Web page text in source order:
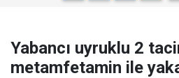
Yabancı uyruklu 2
metamfetamin ile